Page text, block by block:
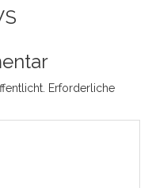
Erforderliche